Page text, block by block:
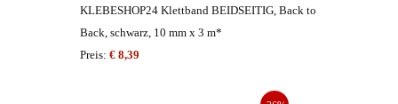
KLEBESHOP24 Klettband BEIDSEITIG, Back to
Back, schwarz, 10 mm x 3 m*
Preis: € 8,39